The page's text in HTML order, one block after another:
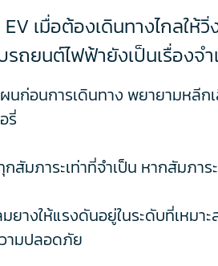
เมื่อต้องเดินทางไกลให้
รถยนต์ไฟฟ้ายังเป็นเรื่องจำ
ผนก่อนการเดินทาง พยายามหลีก
รี่
กสัมภาระเท่าที่จำเป็น หากสัมภา
มยางให้แรงดันอยู่ในระดับที่เห
ามปลอดภัย